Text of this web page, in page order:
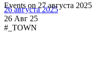
26 августа 2025
26 Авг 25
#_TOWN
Events on 27 августа 2025